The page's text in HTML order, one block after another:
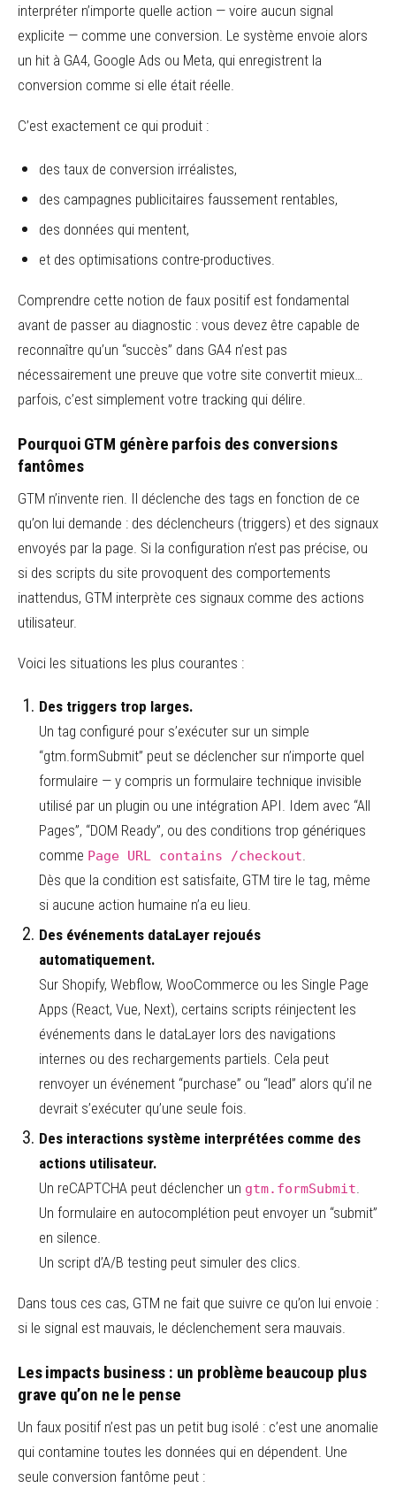
interpréter n’importe quelle action — voire aucun signal
explicite — comme une conversion. Le système envoie alors
un hit à GA4, Google Ads ou Meta, qui enregistrent la
conversion comme si elle était réelle.
C’est exactement ce qui produit :
des taux de conversion irréalistes,
des campagnes publicitaires faussement rentables,
des données qui mentent,
et des optimisations contre-productives.
Comprendre cette notion de faux positif est fondamental
avant de passer au diagnostic : vous devez être capable de
reconnaître qu’un “succès” dans GA4 n’est pas
nécessairement une preuve que votre site convertit mieux…
parfois, c’est simplement votre tracking qui délire.
Pourquoi GTM génère parfois des conversions
fantômes
GTM n’invente rien. Il déclenche des tags en fonction de ce
qu’on lui demande : des déclencheurs (triggers) et des signaux
envoyés par la page. Si la configuration n’est pas précise, ou
si des scripts du site provoquent des comportements
inattendus, GTM interprète ces signaux comme des actions
utilisateur.
Voici les situations les plus courantes :
Des triggers trop larges.
Un tag configuré pour s’exécuter sur un simple
“gtm.formSubmit” peut se déclencher sur n’importe quel
formulaire — y compris un formulaire technique invisible
utilisé par un plugin ou une intégration API. Idem avec “All
Pages”, “DOM Ready”, ou des conditions trop génériques
comme Page URL contains /checkout.
Dès que la condition est satisfaite, GTM tire le tag, même
si aucune action humaine n’a eu lieu.
Des événements dataLayer rejoués
automatiquement.
Sur Shopify, Webflow, WooCommerce ou les Single Page
Apps (React, Vue, Next), certains scripts réinjectent les
événements dans le dataLayer lors des navigations
internes ou des rechargements partiels. Cela peut
renvoyer un événement “purchase” ou “lead” alors qu’il ne
devrait s’exécuter qu’une seule fois.
Des interactions système interprétées comme des
actions utilisateur.
Un reCAPTCHA peut déclencher un gtm.formSubmit.
Un formulaire en autocomplétion peut envoyer un “submit”
en silence.
Un script d’A/B testing peut simuler des clics.
Dans tous ces cas, GTM ne fait que suivre ce qu’on lui envoie :
si le signal est mauvais, le déclenchement sera mauvais.
Les impacts business : un problème beaucoup plus
grave qu’on ne le pense
Un faux positif n’est pas un petit bug isolé : c’est une anomalie
qui contamine toutes les données qui en dépendent. Une
seule conversion fantôme peut :